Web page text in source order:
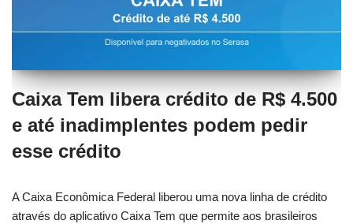
Caixa Tem libera crédito de R$ 4.500
e até inadimplentes podem pedir
esse crédito
A Caixa Econômica Federal liberou uma nova linha de crédito
através do aplicativo Caixa Tem que permite aos brasileiros